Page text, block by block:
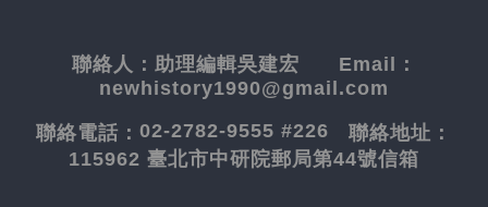
聯絡人： 助理編輯吳建宏 Email：
newhistory1990@gmail.com
聯絡電話： 02-2782-9555 #226 聯絡地址：
115962 臺北市中研院郵局第44號信箱